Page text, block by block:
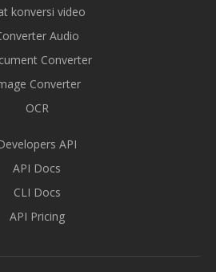
konversi video
Audio
Converter
Converter
OCR
API
API Docs
CLI Docs
API Pricing